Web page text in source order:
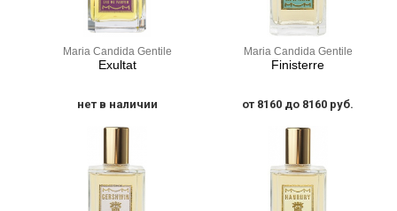
Maria Candida Gentile
Exultat
нет в наличии
Maria Candida Gentile
Finisterre
от 8160 до 8160 руб.